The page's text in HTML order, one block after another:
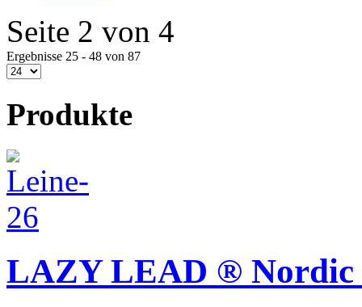
Seite 2 von 4
Ergebnisse 25 - 48 von 87
Produkte
LAZY LEAD ® Nordic